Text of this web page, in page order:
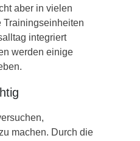
aber in vielen
Trainingseinheiten
integriert
werden einige
machen. Durch die